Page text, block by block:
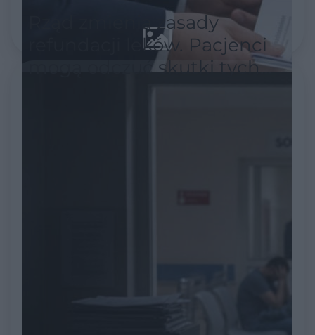
Rząd zmienia zasady
refundacji leków. Pacjenci
mogą odczuć skutki tych